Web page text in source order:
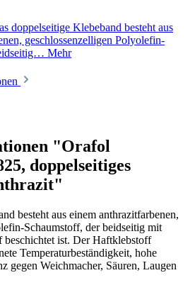
doppelseitige Klebeband besteht aus
geschlossenzelligen Polyolefin-
Mehr
"Orafol
doppelseitiges
besteht aus einem anthrazitfarbenen,
Schaumstoff, der beidseitig mit
ist. Der Haftklebstoff
Temperaturbeständigkeit, hohe
gegen Weichmacher, Säuren, Laugen